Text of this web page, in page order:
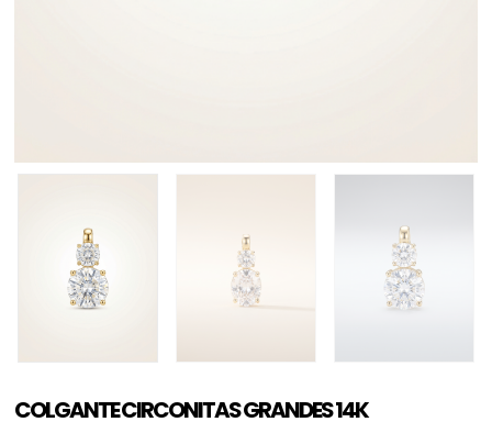
COLGANTE CIRCONITAS GRANDES 14K